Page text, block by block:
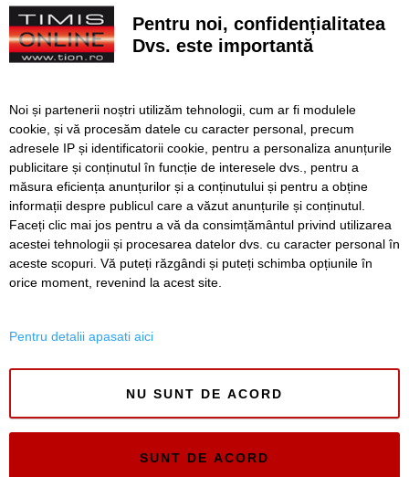
etapă de Rebreanu și intervenții la linia de tramvai pe
lângă prefectură
e-Terra, platforma pentru cadastru și carte funciară,
Istanbul fără bilet de intrare. Zeci de atracții spectaculoase
pe care le poți vizita gratuit în orașul de pe două
continente
Ce facem astăzi, 9 august 2026, în Timișoara?
SERVICII Redactia
Folosinta Cookie-urilor
Pentru noi, confidențialitatea
Dvs. este importantă
Noi și partenerii noștri utilizăm tehnologii, cum ar fi modulele
cookie, și vă procesăm datele cu caracter personal, precum
adresele IP și identificatorii cookie, pentru a personaliza anunțurile
publicitare și conținutul în funcție de interesele dvs., pentru a
măsura eficiența anunțurilor și a conținutului și pentru a obține
informații despre publicul care a văzut anunțurile și conținutul.
Faceți clic mai jos pentru a vă da consimțământul privind utilizarea
acestei tehnologii și procesarea datelor dvs. cu caracter personal în
aceste scopuri. Vă puteți răzgândi și puteți schimba opțiunile în
orice moment, revenind la acest site.
Pentru detalii apasati aici
NU SUNT DE ACORD
SUNT DE ACORD